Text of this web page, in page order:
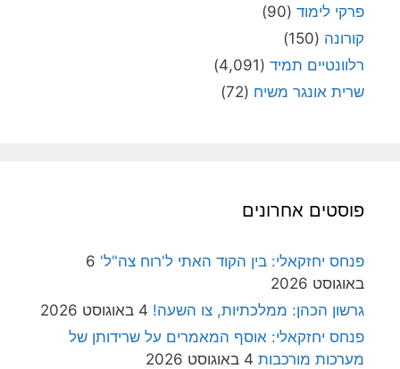
פרקי לימוד (90)
קורונה (150)
רלוונטיים תמיד (4,091)
שרית אונגר משיח (72)
פוסטים אחרונים
פנחס יחזקאלי: בין הקוד האתי ל'רוח צה"ל' 6
באוגוסט 2026
גרשון הכהן: ממלכתיות, צו השעה! 4 באוגוסט 2026
פנחס יחזקאלי: אוסף המאמרים על שרידותן של
מערכות מורכבות 4 באוגוסט 2026